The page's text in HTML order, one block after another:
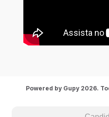
Powered by Gupy 2026.